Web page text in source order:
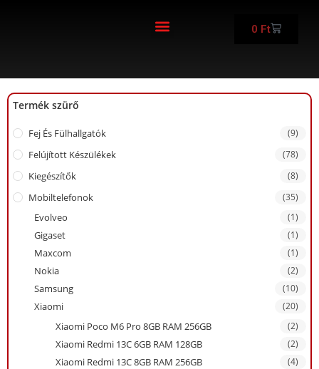
0 Ft
Termék szürő
Fej És Fülhallgatók (9)
Felújított Készülékek (78)
Kiegészítők (8)
Mobiltelefonok (35)
Evolveo (1)
Gigaset (1)
Maxcom (1)
Nokia (2)
Samsung (10)
Xiaomi (20)
Xiaomi Poco M6 Pro 8GB RAM 256GB (2)
Xiaomi Redmi 13C 6GB RAM 128GB (2)
Xiaomi Redmi 13C 8GB RAM 256GB (4)